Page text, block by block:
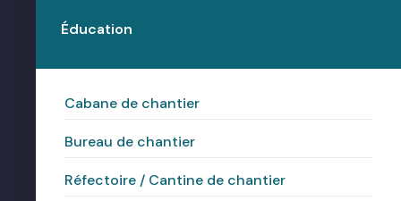
Éducation
Cabane de chantier
Bureau de chantier
Réfectoire / Cantine de chantier